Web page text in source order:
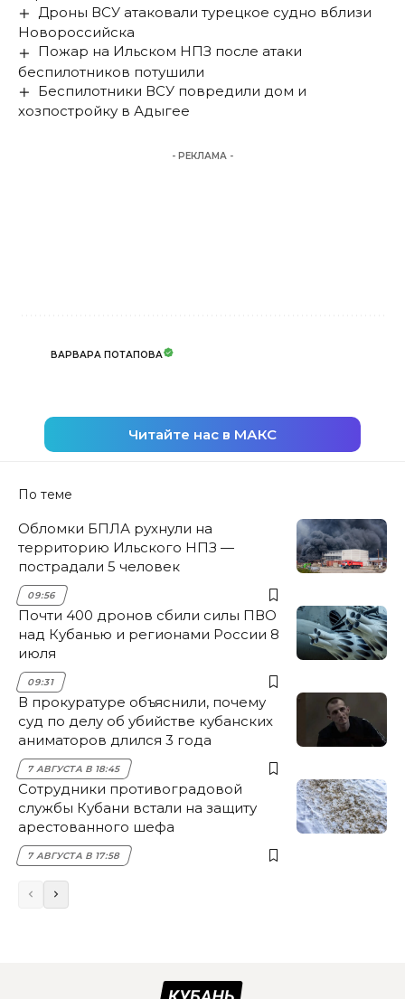
Дроны ВСУ атаковали турецкое судно вблизи
Новороссийска
Пожар на Ильском НПЗ после атаки
беспилотников потушили
Беспилотники ВСУ повредили дом и
хозпостройку в Адыгее
- РЕКЛАМА -
ВАРВАРА ПОТАПОВА
Читайте нас в МАКС
По теме
Обломки БПЛА рухнули на
территорию Ильского НПЗ —
пострадали 5 человек
09:56
Почти 400 дронов сбили силы ПВО
над Кубанью и регионами России 8
июля
09:31
В прокуратуре объяснили, почему
суд по делу об убийстве кубанских
аниматоров длился 3 года
7 АВГУСТА В 18:45
Сотрудники противоградовой
службы Кубани встали на защиту
арестованного шефа
7 АВГУСТА В 17:58